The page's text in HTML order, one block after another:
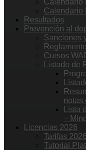
Calendario
Resultados
Prevención al
Sanciones
Cursos
Listado de
notas
Lista
–
Licencias 2026
Tarifas 2026
Tutorial